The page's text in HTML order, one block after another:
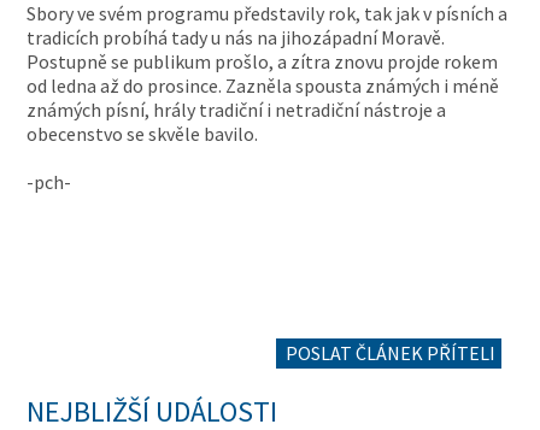
Sbory ve svém programu představily rok, tak jak v písních a
tradicích probíhá tady u nás na jihozápadní Moravě.
Postupně se publikum prošlo, a zítra znovu projde rokem
od ledna až do prosince. Zazněla spousta známých i méně
známých písní, hrály tradiční i netradiční nástroje a
obecenstvo se skvěle bavilo.
-pch-
POSLAT ČLÁNEK PŘÍTELI
NEJBLIŽŠÍ UDÁLOSTI